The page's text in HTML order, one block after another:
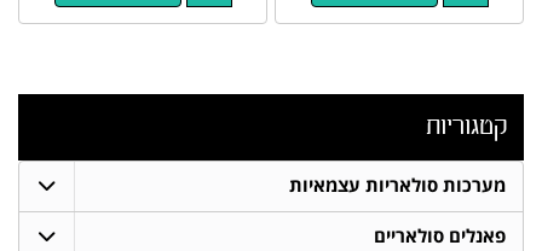
קטגוריות
מערכות סולאריות עצמאיות
פאנלים סולאריים